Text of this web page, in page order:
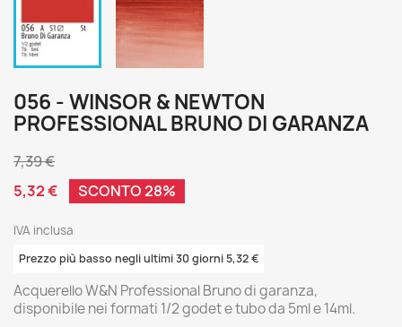
056 - WINSOR & NEWTON
PROFESSIONAL BRUNO DI GARANZA
7,39 €
5,32 €
SCONTO 28%
IVA inclusa
Prezzo più basso negli ultimi 30 giorni 5,32 €
Acquerello W&N Professional Bruno di garanza,
disponibile nei formati 1/2 godet e tubo da 5ml e 14ml.